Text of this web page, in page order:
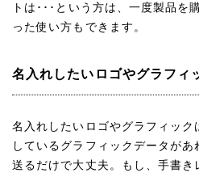
トは･･･という方は、一度製品を
った使い方もできます。
名入れしたいロゴやグラフィ
名入れしたいロゴやグラフィッ
しているグラフィックデータが
送るだけで大丈夫。もし、手書き